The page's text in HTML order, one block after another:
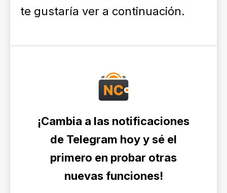
te gustaría ver a continuación.
¡Cambia a las notificaciones
de Telegram hoy y sé el
primero en probar otras
nuevas funciones!